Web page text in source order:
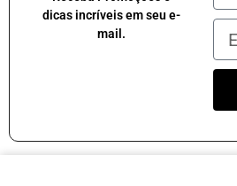
dicas incríveis em seu e-
mail.